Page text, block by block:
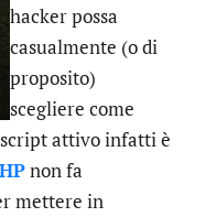
hacker possa
casualmente (o di
proposito)
scegliere come
attivo infatti è
non fa
mettere in